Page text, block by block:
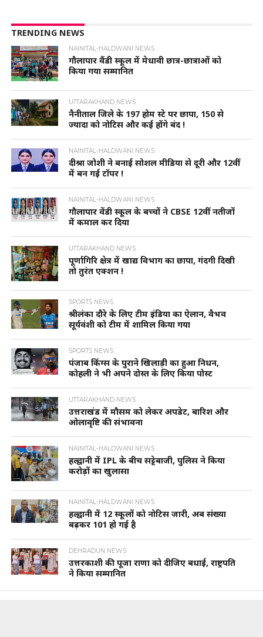
TRENDING NEWS
NAINITAL-HALDWANI NEWS
गौलापार वैंडी स्कूल में मेधावी छात्र-छात्राओं को
किया गया सम्मानित
UTTARAKHAND NEWS
नैनीताल जिले के 197 होम स्टे पर छापा, 150 से
ज्यादा को नोटिस और कई होंगे बंद !
NAINITAL-HALDWANI NEWS
दीश्रा जोशी ने बनाई सोशल मीडिया से दूरी और 12वीं
में बन गई टॉपर !
NAINITAL-HALDWANI NEWS
गौलापार वेंडी स्कूल के बच्चों ने CBSE 12वीं नतीजों
में कमाल कर दिया
UTTARAKHAND NEWS
पूर्णागिरि क्षेत्र में खाद्य विभाग का छापा, गंदगी दिखी
तो तुरंत एक्शन !
SPORTS NEWS
श्रीलंका दौरे के लिए टीम इंडिया का ऐलान, वैभव
सूर्यवंशी को टीम में शामिल किया गया
SPORTS NEWS
पंजाब किंग्स के पुराने खिलाड़ी का हुआ निधन,
कोहली ने भी अपने दोस्त के लिए किया पोस्ट
UTTARAKHAND NEWS
उत्तराखंड में मौसम को लेकर अपडेट, बारिश और
ओलावृष्टि की संभावना
NAINITAL-HALDWANI NEWS
हल्द्वानी में IPL के बीच सट्टेबाजी, पुलिस ने किया
करोड़ों का खुलासा
NAINITAL-HALDWANI NEWS
हल्द्वानी में 12 स्कूलों को नोटिस जारी, अब संख्या
बढ़कर 101 हो गई है
DEHRADUN NEWS
उत्तरकाशी की पूजा राणा को दीजिए बधाई, राष्ट्रपति
ने किया सम्मानित